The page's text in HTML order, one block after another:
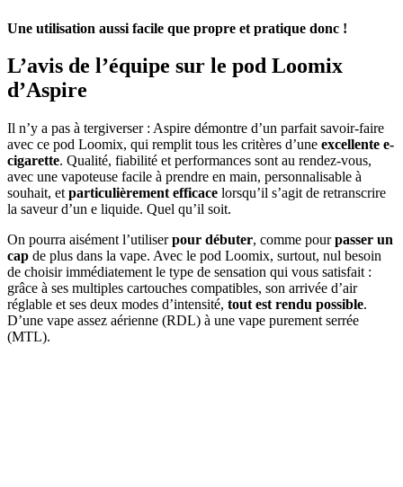
Une utilisation aussi facile que propre et pratique donc !
L’avis de l’équipe sur le pod Loomix
d’Aspire
Il n’y a pas à tergiverser : Aspire démontre d’un parfait savoir-faire
avec ce pod Loomix, qui remplit tous les critères d’une excellente e-
cigarette. Qualité, fiabilité et performances sont au rendez-vous,
avec une vapoteuse facile à prendre en main, personnalisable à
souhait, et particulièrement efficace lorsqu’il s’agit de retranscrire
la saveur d’un e liquide. Quel qu’il soit.
On pourra aisément l’utiliserpour débuter, comme pourpasser un
cap de plus dans la vape. Avec le pod Loomix, surtout, nul besoin
de choisir immédiatement le type de sensation qui vous satisfait :
grâce à ses multiples cartouches compatibles, son arrivée d’air
réglable et ses deux modes d’intensité, tout est rendu possible.
D’une vape assez aérienne (RDL) à une vape purement serrée
(MTL).